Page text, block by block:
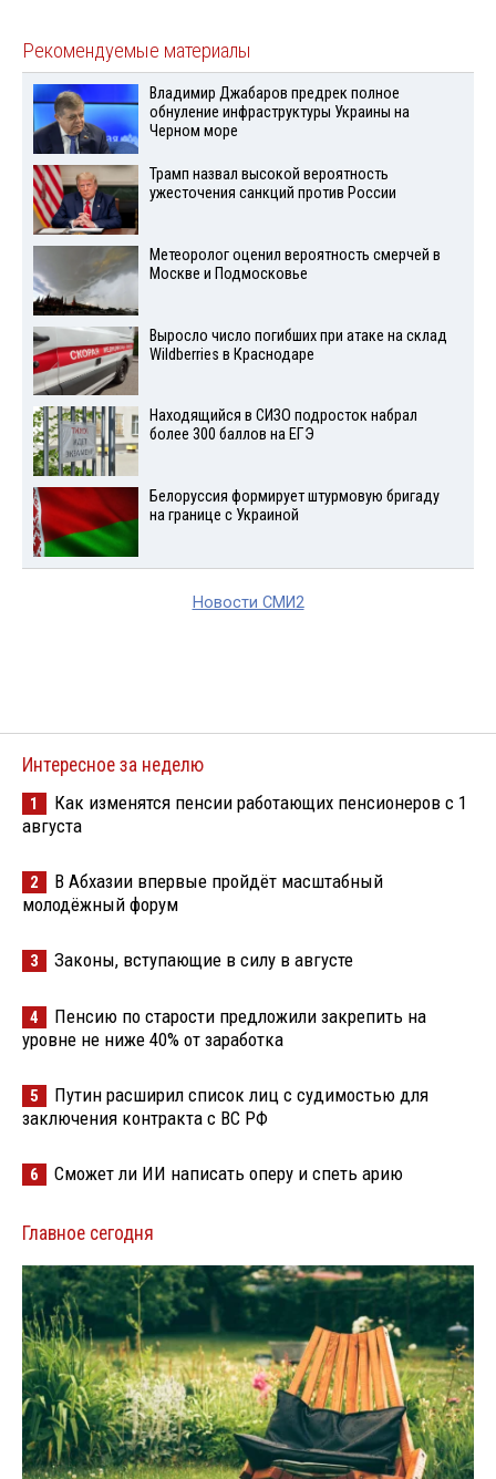
Рекомендуемые материалы
Владимир Джабаров предрек полное
обнуление инфраструктуры Украины на
Черном море
Трамп назвал высокой вероятность
ужесточения санкций против России
Метеоролог оценил вероятность смерчей в
Москве и Подмосковье
Выросло число погибших при атаке на склад
Wildberries в Краснодаре
Находящийся в СИЗО подросток набрал
более 300 баллов на ЕГЭ
Белоруссия формирует штурмовую бригаду
на границе с Украиной
Новости СМИ2
Интересное за неделю
1
Как изменятся пенсии работающих пенсионеров с 1
августа
2
В Абхазии впервые пройдёт масштабный
молодёжный форум
3 Законы, вступающие в силу в августе
4
Пенсию по старости предложили закрепить на
уровне не ниже 40% от заработка
5
Путин расширил список лиц с судимостью для
заключения контракта с ВС РФ
6 Сможет ли ИИ написать оперу и спеть арию
Главное сегодня